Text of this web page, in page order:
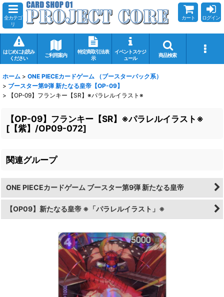
全カテゴ
リ
カート ログイン
はじめにお読み
ください
ご利用案内
特定商取引法表
示
イベントスケジ
ュール
商品検索
ホーム > ONE PIECEカードゲーム （ブースターパック系）
> ブースター第9弾 新たなる皇帝【OP-09】
>
【OP-09】フランキー【SR】※パラレルイラスト※
【OP-09】フランキー【SR】※パラレルイラスト※
[ 【紫】/OP09-072]
関連グループ
ONE PIECEカードゲーム ブースター第9弾 新たなる皇帝
【OP09】新たなる皇帝 ※「パラレルイラスト」※